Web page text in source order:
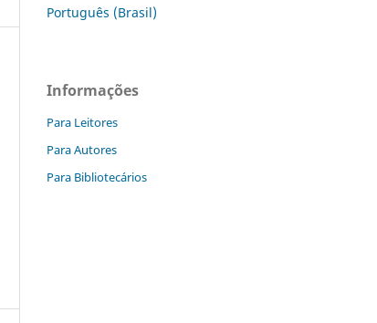
Português (Brasil)
Informações
Para Leitores
Para Autores
Para Bibliotecários